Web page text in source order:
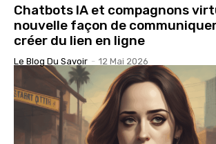
Chatbots IA et compagnons
nouvelle façon de
créer du lien en ligne
Le Blog Du Savoir - 12 Mai 2026